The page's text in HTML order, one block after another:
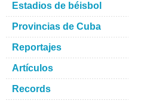
Estadios de béisbol
Provincias de Cuba
Reportajes
Artículos
Records